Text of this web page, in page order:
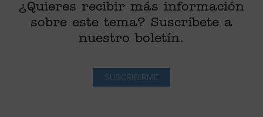
¿Quieres recibir más información
sobre este tema? Suscríbete a
nuestro boletín.
SUSCRIBIRME